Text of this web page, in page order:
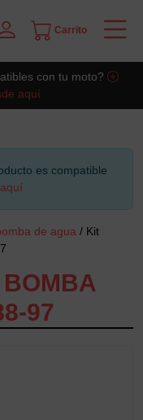
Carrito
con tu moto?
aquí
es compatible
de agua / Kit
97